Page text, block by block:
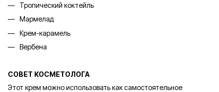
Тропический коктейль
Мармелад
Крем-карамель
Вербена
СОВЕТ КОСМЕТОЛОГА
Этот крем можно использовать как самостоятельное